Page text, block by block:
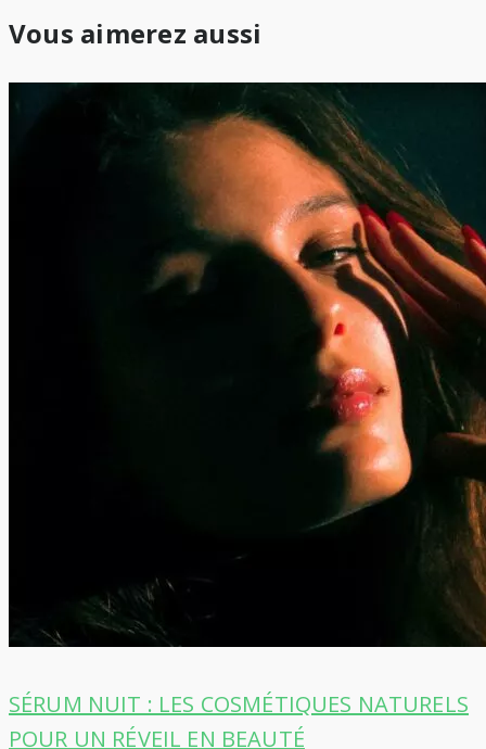
Vous aimerez aussi
SÉRUM NUIT : LES COSMÉTIQUES NATURELS
POUR UN RÉVEIL EN BEAUTÉ